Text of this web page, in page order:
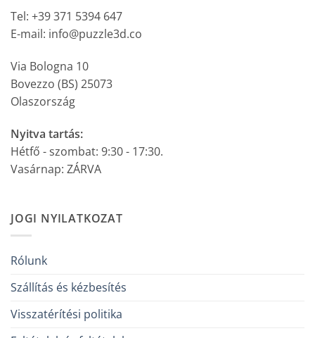
Tel: +39 371 5394 647
E-mail: info@puzzle3d.co
Via Bologna 10
Bovezzo (BS) 25073
Olaszország
Nyitva tartás:
Hétfő - szombat: 9:30 - 17:30.
Vasárnap: ZÁRVA
JOGI NYILATKOZAT
Rólunk
Szállítás és kézbesítés
Visszatérítési politika